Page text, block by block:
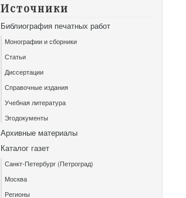
Источники
Библиография печатных работ
Монографии и сборники
Статьи
Диссертации
Справочные издания
Учебная литература
Эгодокументы
Архивные материалы
Каталог газет
Санкт-Петербург (Петроград)
Москва
Регионы